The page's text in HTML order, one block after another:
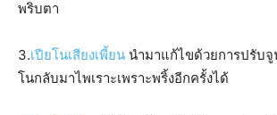
พริบตา
3.เปียโนเสียงเพี้ยน นำมาแก้ไขด้วยการปรับจู
โนกลับมาไพเราะเพราะพริ้งอีกครั้งได้